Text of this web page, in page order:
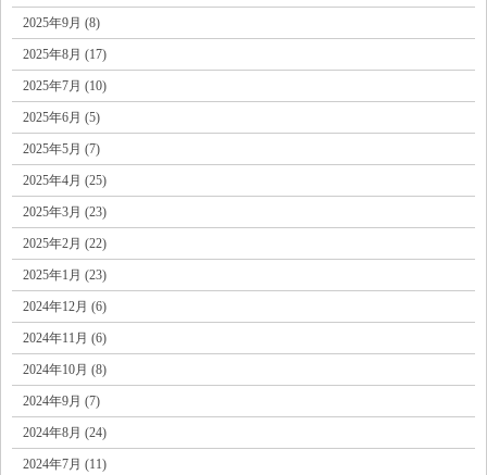
2025年9月 (8)
2025年8月 (17)
2025年7月 (10)
2025年6月 (5)
2025年5月 (7)
2025年4月 (25)
2025年3月 (23)
2025年2月 (22)
2025年1月 (23)
2024年12月 (6)
2024年11月 (6)
2024年10月 (8)
2024年9月 (7)
2024年8月 (24)
2024年7月 (11)